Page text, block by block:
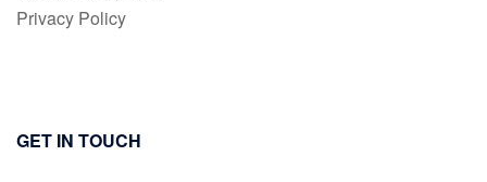
Privacy Policy
GET IN TOUCH